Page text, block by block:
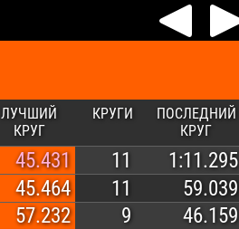
ЛУЧШИЙ
КРУГ
КРУГИ
ПОСЛЕДНИЙ
КРУГ
45.431 11 1:11.295
45.464 11 59.039
57.232 9 46.159